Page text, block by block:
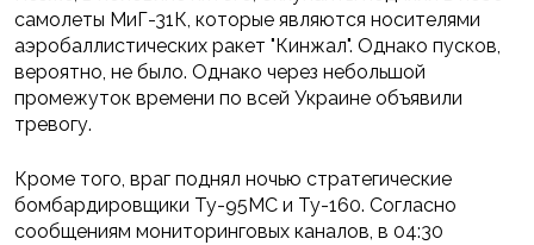
самолеты МиГ-31К, которые являются носителями
аэробаллистических ракет "Кинжал". Однако пусков,
вероятно, не было. Однако через небольшой
промежуток времени по всей Украине объявили
тревогу.
Кроме того, враг поднял ночью стратегические
бомбардировщики Ту-95МС и Ту-160. Согласно
сообщениям мониторинговых каналов, в 04:30